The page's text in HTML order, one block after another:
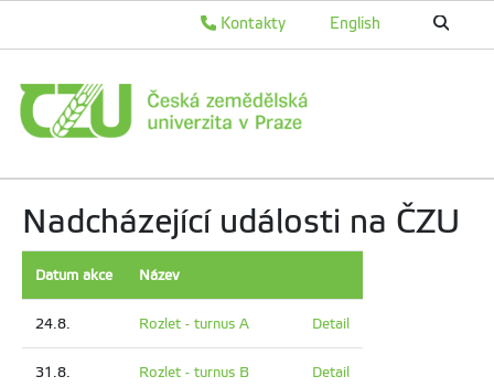
English
Kontakty
Nadcházející události na ČZU
Datum akce Název
24.8. Rozlet - turnus A Detail
31.8. Rozlet - turnus B Detail